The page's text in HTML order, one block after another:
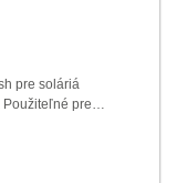
pre soláriá
Použiteľné pre…